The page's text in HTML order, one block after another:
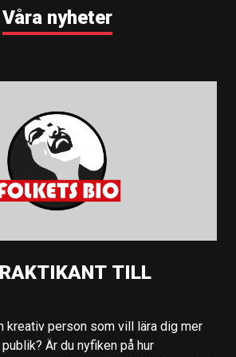
Våra nyheter
TILL
kreativ person som vill lära dig mer
Är du nyfiken på hur